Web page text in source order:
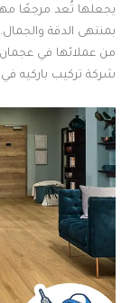
يجعلها تُعد مرجعًا
بمنتهى الدقة والجمال.
من عملائها في
شركة تركيب باركيه